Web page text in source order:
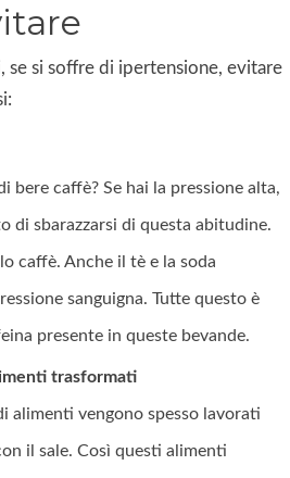
se si soffre di ipertensione, evitare
bere caffè? Se hai la pressione alta,
di sbarazzarsi di questa abitudine.
caffè. Anche il tè e la soda
sanguigna. Tutte questo è
presente in queste bevande.
trasformati
alimenti vengono spesso lavorati
il sale. Così questi alimenti